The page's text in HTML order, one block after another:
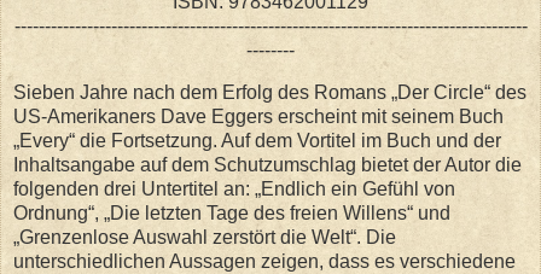
-------------------------------------------------------------------------------------
--------
Sieben Jahre nach dem Erfolg des Romans „Der Circle“ des
US-Amerikaners Dave Eggers erscheint mit seinem Buch
„Every“ die Fortsetzung. Auf dem Vortitel im Buch und der
Inhaltsangabe auf dem Schutzumschlag bietet der Autor die
folgenden drei Untertitel an: „Endlich ein Gefühl von
Ordnung“, „Die letzten Tage des freien Willens“ und
„Grenzenlose Auswahl zerstört die Welt“. Die
unterschiedlichen Aussagen zeigen, dass es verschiedene